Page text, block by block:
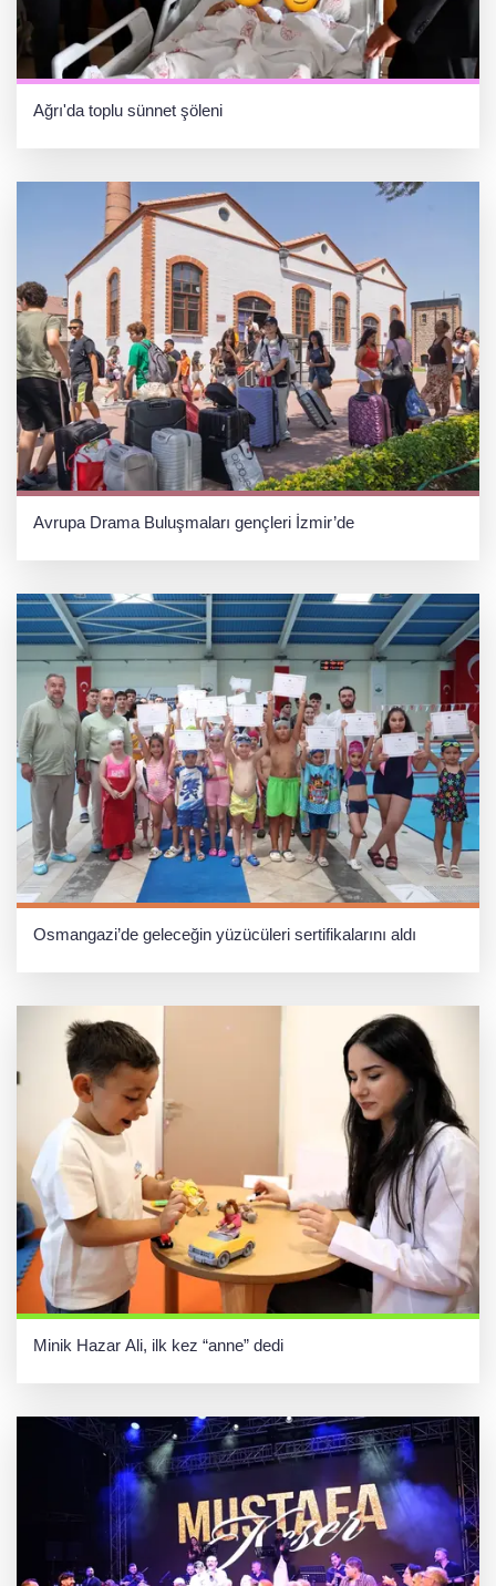
Ağrı'da toplu sünnet şöleni
Avrupa Drama Buluşmaları gençleri İzmir’de
Osmangazi’de geleceğin yüzücüleri sertifikalarını aldı
Minik Hazar Ali, ilk kez “anne” dedi